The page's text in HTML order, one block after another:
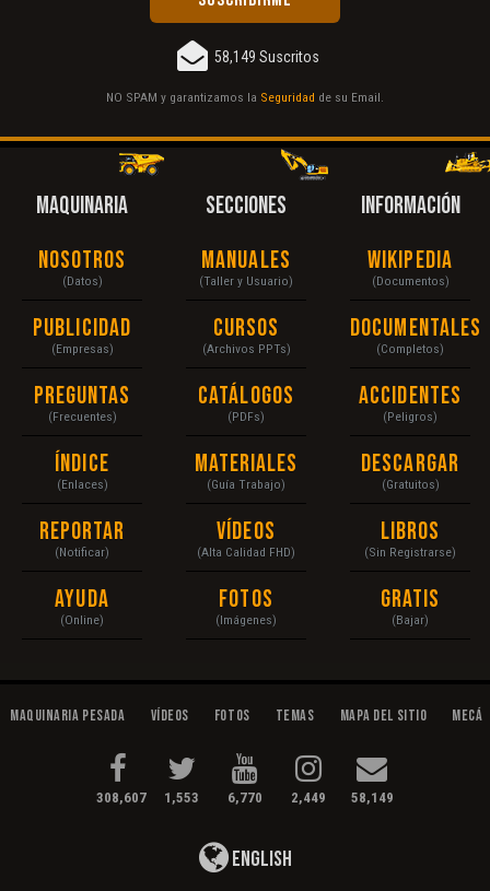
58,149 Suscritos
NO SPAM y garantizamos la Seguridad de su Email.
MAQUINARIA
Nosotros
(Datos)
Publicidad
(Empresas)
Preguntas
(Frecuentes)
Índice
(Enlaces)
Reportar
(Notificar)
Ayuda
(Online)
SECCIONES
Manuales
(Taller y Usuario)
Cursos
(Archivos PPTs)
Catálogos
(PDFs)
Materiales
(Guía Trabajo)
Vídeos
(Alta Calidad FHD)
Fotos
(Imágenes)
INFORMACIÓN
Wikipedia
(Documentos)
Documentales
(Completos)
Accidentes
(Peligros)
Descargar
(Gratuitos)
Libros
(Sin Registrarse)
Gratis
(Bajar)
Maquinaria Pesada Vídeos Fotos Temas Mapa del Sitio
308,607 1,553 6,770 2,449 58,149
English